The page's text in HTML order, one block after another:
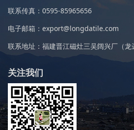
联系传真：0595-85965656
电子邮箱：export@longdatile.com
联系地址：福建晋江磁灶三吴阔兴厂（龙
关注我们